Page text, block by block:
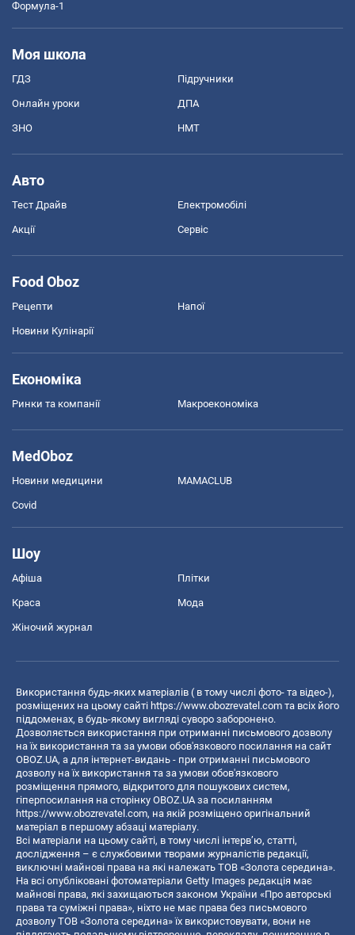
Формула-1
Моя школа
ГДЗ Підручники
Онлайн уроки ДПА
ЗНО НМТ
Авто
Тест Драйв Електромобілі
Акції Сервіс
Food Oboz
Рецепти Напої
Новини Кулінарії
Економіка
Ринки та компанії Макроекономіка
MedOboz
Новини медицини MAMACLUB
Covid
Шоу
Афіша Плітки
Краса Мода
Жіночий журнал
Використання будь-яких матеріалів ( в тому числі фото- та відео-),
розміщених на цьому сайті https://www.obozrevatel.com та всіх його
піддоменах, в будь-якому вигляді суворо заборонено.
Дозволяється використання при отриманні письмового дозволу
на їх використання та за умови обов'язкового посилання на сайт
OBOZ.UA, а для інтернет-видань - при отриманні письмового
дозволу на їх використання та за умови обов'язкового
розміщення прямого, відкритого для пошукових систем,
гіперпосилання на сторінку OBOZ.UA за посиланням
https://www.obozrevatel.com, на якій розміщено оригінальний
матеріал в першому абзаці матеріалу.
Всі матеріали на цьому сайті, в тому числі інтерв’ю, статті,
дослідження – є службовими творами журналістів редакції,
виключні майнові права на які належать ТОВ «Золота середина».
На всі опубліковані фотоматеріали Getty Images редакція має
майнові права, які захищаються законом України «Про авторські
права та суміжні права», ніхто не має права без письмового
дозволу ТОВ «Золота середина» їх використовувати, вони не